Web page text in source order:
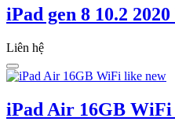
iPad gen 8 10.2
Liên hệ
iPad Air 16GB WiFi